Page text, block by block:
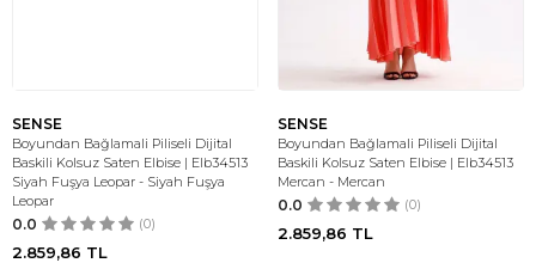
SENSE
Boyundan Bağlamali Piliseli Dijital
Baskili Kolsuz Saten Elbise | Elb34513
Siyah Fuşya Leopar - Siyah Fuşya
Leopar
0.0 (0)
2.859,86 TL
SENSE
Boyundan Bağlamali Piliseli Dijital
Baskili Kolsuz Saten Elbise | Elb34513
Mercan - Mercan
0.0 (0)
2.859,86 TL